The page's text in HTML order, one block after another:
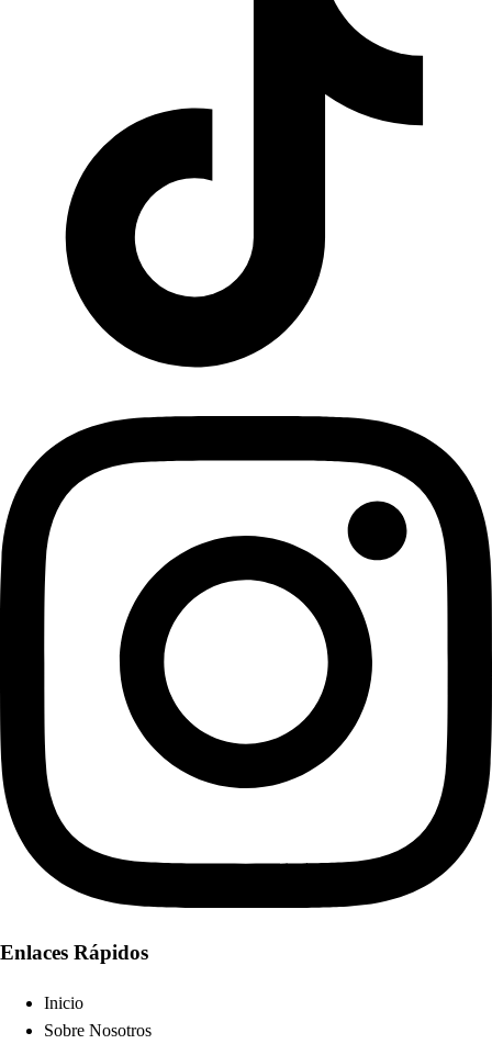
Enlaces Rápidos
Inicio
Sobre Nosotros